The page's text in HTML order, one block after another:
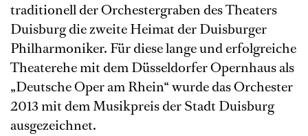
traditionell der Orchestergraben des Theaters
Duisburg die zweite Heimat der Duisburger
Philharmoniker. Für diese lange und erfolgreiche
Theaterehe mit dem Düsseldorfer Opernhaus als
„Deutsche Oper am Rhein“ wurde das Orchester
2013 mit dem Musikpreis der Stadt Duisburg
ausgezeichnet.